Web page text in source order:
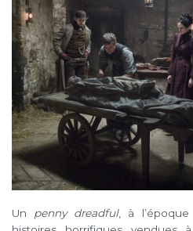
Un penny dreadful, à